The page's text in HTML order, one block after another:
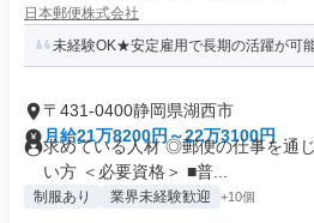
日本郵便株式会社
未経験OK★安定雇用で長期の活躍が
〒431-0400静岡県湖西市
月給21万8200円～22万3100円
求めている人材 ◎郵便の仕事を通
い方 ＜必要資格＞ ■普...
制服あり 業界未経験歓迎 +10個